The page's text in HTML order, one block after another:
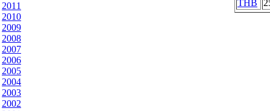
2011
2010
2009
2008
2007
2006
2005
2004
2003
2002
THB